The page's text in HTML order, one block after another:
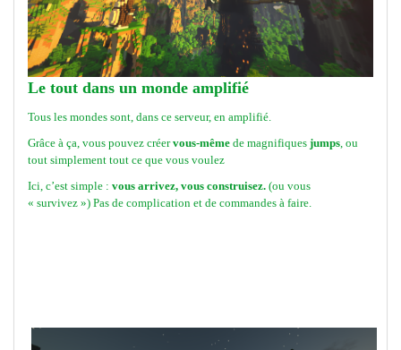
Le tout dans un monde amplifié
Tous les mondes sont, dans ce serveur, en amplifié.
Grâce à ça, vous pouvez créervous-même de magnifiques jumps , ou
tout simplement tout ce que vous voulez
Ici, c’est simple : vous arrivez, vous construisez. (ou vous
« survivez ») Pas de complication et de commandes à faire.